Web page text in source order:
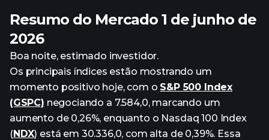
Resumo do Mercado 1 de junho de
2026
Boa noite, estimado investidor.
Os principais índices estão mostrando um
momento positivo hoje, com o S&P 500 Index
(GSPC) negociando a 7.584,0, marcando um
aumento de 0,26%, enquanto o Nasdaq 100 Index
(NDX) está em 30.336,0, com alta de 0,39%. Essa